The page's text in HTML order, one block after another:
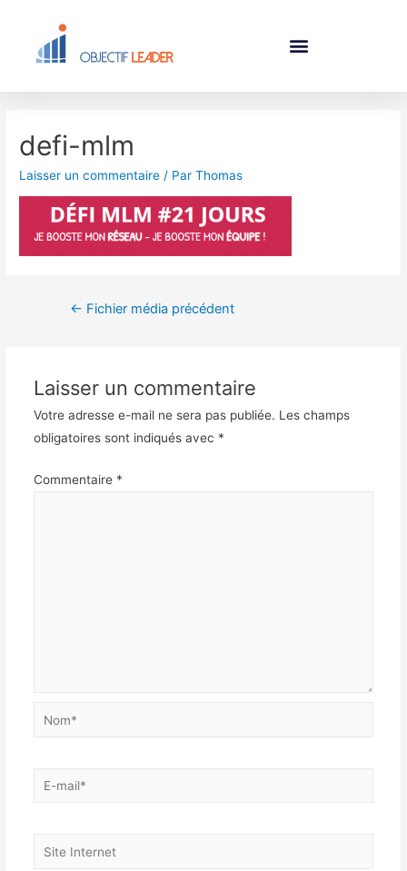
defi-mlm
Laisser un commentaire / ParThomas
← Fichier média précédent
Laisser un commentaire
Votre adresse e-mail ne sera pas publiée. Les champs
obligatoires sont indiqués avec *
Commentaire *